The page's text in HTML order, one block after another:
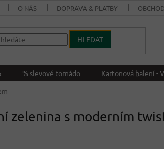
O NÁS DOPRAVA & PLATBY
HLEDAT
% slevové tornádo Kartonová balení -
zelenina s moderním